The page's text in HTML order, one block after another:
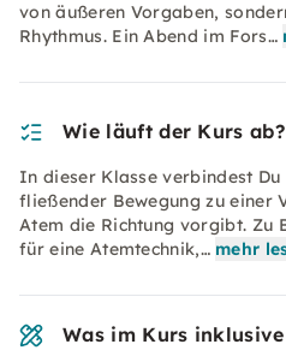
von äußeren Vorgaben,
Rhythmus. Ein Abend im Fors…
Wie läuft der Kurs ab?
In dieser Klasse verbindest
fließender Bewegung zu einer
Atem die Richtung vorgibt. Zu
für eine Atemtechnik,… mehr
Was im Kurs